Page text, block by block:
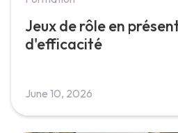
Jeux de rôle en
d'efficacité
June 10, 2026